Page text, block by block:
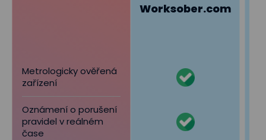
Metrologicky ověřená
zařízení
Oznámení o porušení
pravidel v reálném
čase
Worksober.com